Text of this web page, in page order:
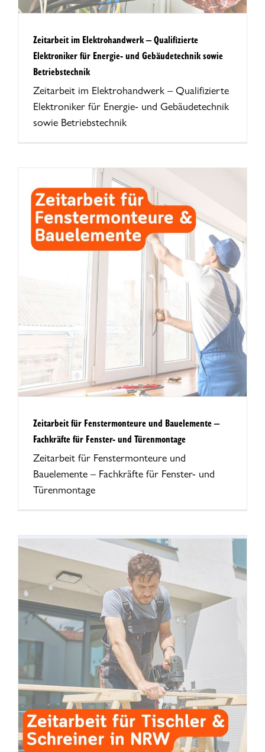
Zeitarbeit im Elektrohandwerk – Qualifizierte
Elektroniker für Energie- und Gebäudetechnik sowie
Betriebstechnik
Zeitarbeit im Elektrohandwerk – Qualifizierte
Elektroniker für Energie- und Gebäudetechnik
sowie Betriebstechnik
Zeitarbeit für Fenstermonteure und Bauelemente –
Fachkräfte für Fenster- und Türenmontage
Zeitarbeit für Fenstermonteure und
Bauelemente – Fachkräfte für Fenster- und
Türenmontage